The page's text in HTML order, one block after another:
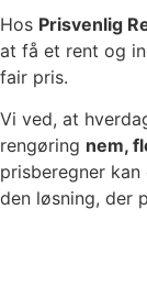
Hos Prisvenlig
at få et rent og
fair pris.
Vi ved, at
rengøring nem,
prisberegner
den løsning, der